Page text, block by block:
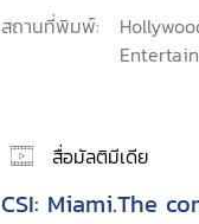
สถานที่พิมพ์:
สื่อมัลติมีเดีย
CSI: Miami.The